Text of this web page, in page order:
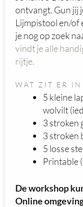
ontvangt. Gun jij
Lijmpistool en/of
je nog op zoek
vindt je alle
rijtje.
WAT ZIT ER
5 kleine
wolvilt
3 stroken
3 stroken
5 losse
Printable
De workshop
Online